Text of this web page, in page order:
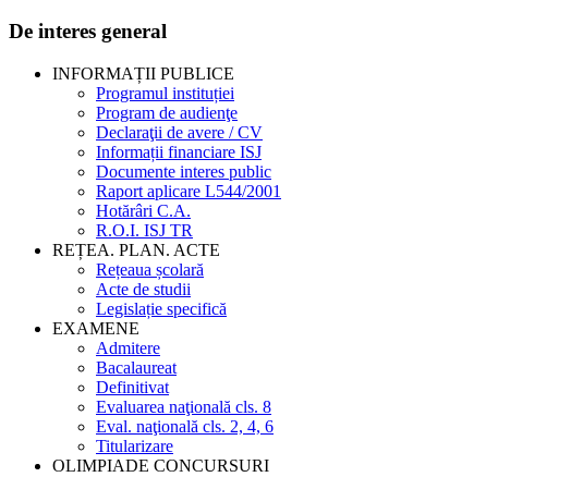
De interes general
INFORMAȚII PUBLICE
Programul instituției
Program de audienţe
Declaraţii de avere / CV
Informații financiare ISJ
Documente interes public
Raport aplicare L544/2001
Hotărâri C.A.
R.O.I. ISJ TR
REȚEA. PLAN. ACTE
Rețeaua școlară
Acte de studii
Legislație specifică
EXAMENE
Admitere
Bacalaureat
Definitivat
Evaluarea naţională cls. 8
Eval. naţională cls. 2, 4, 6
Titularizare
OLIMPIADE CONCURSURI